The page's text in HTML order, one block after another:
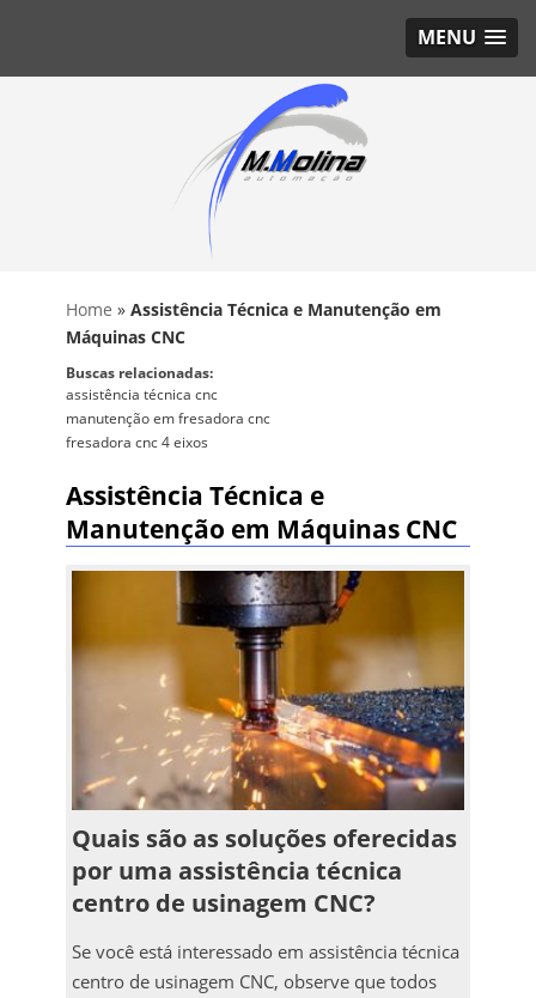
MENU
Home » Assistência Técnica e Manutenção em
Máquinas CNC
Buscas relacionadas:
assistência técnica cnc
manutenção em fresadora cnc
fresadora cnc 4 eixos
Assistência Técnica e
Manutenção em Máquinas CNC
Quais são as soluções oferecidas
por uma assistência técnica
centro de usinagem CNC?
Se você está interessado em assistência técnica
centro de usinagem CNC, observe que todos